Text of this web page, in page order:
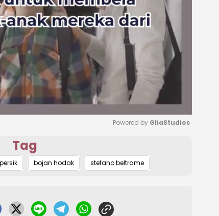
Powered by GliaStudios
Tag
persik bojan hodak stefano beltrame